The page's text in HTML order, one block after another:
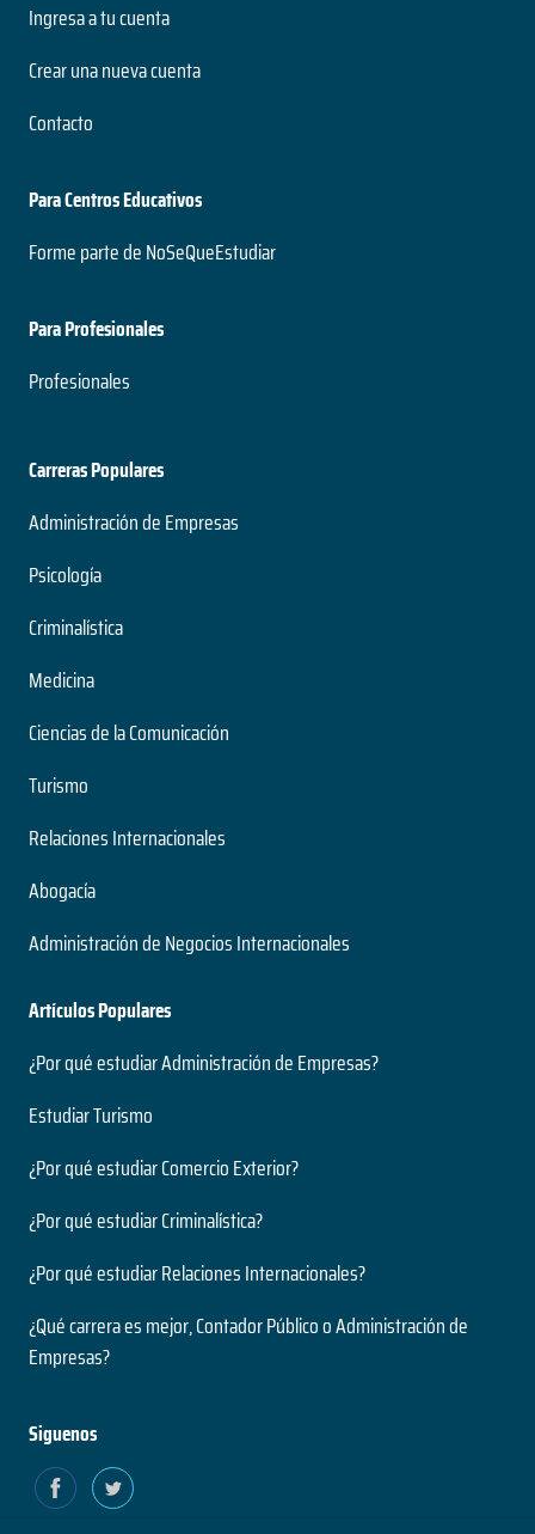
Ingresa a tu cuenta
Crear una nueva cuenta
Contacto
Para Centros Educativos
Forme parte de NoSeQueEstudiar
Para Profesionales
Profesionales
Carreras Populares
Administración de Empresas
Psicología
Criminalística
Medicina
Ciencias de la Comunicación
Turismo
Relaciones Internacionales
Abogacía
Administración de Negocios Internacionales
Artículos Populares
¿Por qué estudiar Administración de Empresas?
Estudiar Turismo
¿Por qué estudiar Comercio Exterior?
¿Por qué estudiar Criminalística?
¿Por qué estudiar Relaciones Internacionales?
¿Qué carrera es mejor, Contador Público o Administración de
Empresas?
Siguenos